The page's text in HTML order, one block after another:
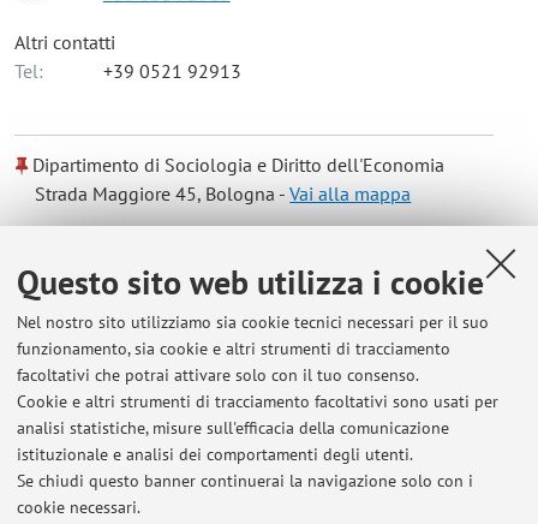
Questo sito web utilizza i cookie
Nel nostro sito utilizziamo sia cookie tecnici necessari per il suo
funzionamento, sia cookie e altri strumenti di tracciamento
facoltativi che potrai attivare solo con il tuo consenso.
Cookie e altri strumenti di tracciamento facoltativi sono usati per
analisi statistiche, misure sull'efficacia della comunicazione
istituzionale e analisi dei comportamenti degli utenti.
Se chiudi questo banner continuerai la navigazione solo con i
cookie necessari.
Altri contatti
Tel:
+39 0521 92913
Dipartimento di Sociologia e Diritto dell'Economia
Strada Maggiore 45, Bologna -Vai alla mappa
Risorse in rete
ORCID
Orario di ricevimento
Mercoledì, h 11-13